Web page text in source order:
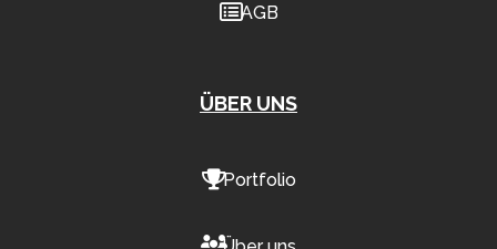
AGB
ÜBER UNS
Portfolio